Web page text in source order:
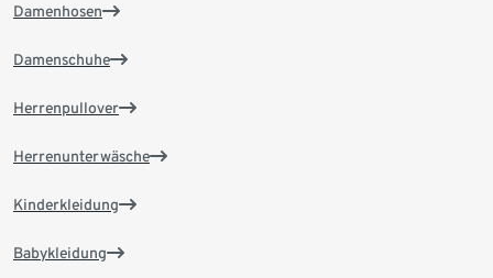
Damenhosen
Damenschuhe
Herrenpullover
Herrenunterwäsche
Kinderkleidung
Babykleidung